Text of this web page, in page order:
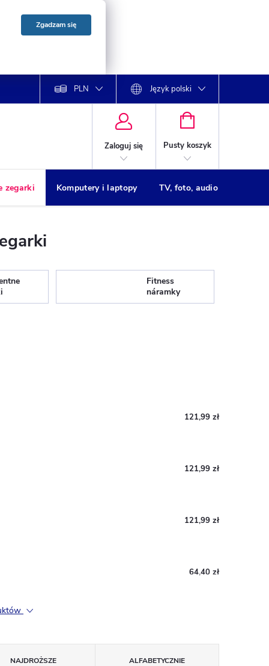
Zgadzam się
PLN Język polski
Zaloguj się
KOSZYK
Pusty koszyk
zegarki Komputery i laptopy TV, foto, audio
Fitness
náramky
121,99 zł
121,99 zł
121,99 zł
64,40 zł
NAJDROŻSZE ALFABETYCZNIE